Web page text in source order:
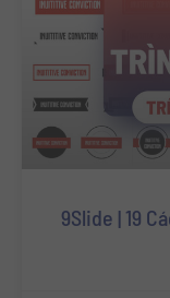
9Slide | 19